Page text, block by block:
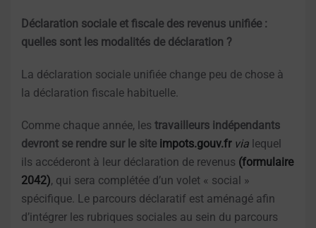
Déclaration sociale et fiscale des revenus unifiée :
quelles sont les modalités de déclaration ?
La déclaration sociale unifiée change peu de chose à
la déclaration fiscale habituelle.
Comme chaque année, les travailleurs indépendants
devront se rendre sur le site impots.gouv.fr via lequel
ils accéderont à leur déclaration de revenus (formulaire
2042), qui sera complétée d’un volet « social »
spécifique. Le parcours déclaratif est aménagé afin
d’intégrer les rubriques sociales au sein du parcours